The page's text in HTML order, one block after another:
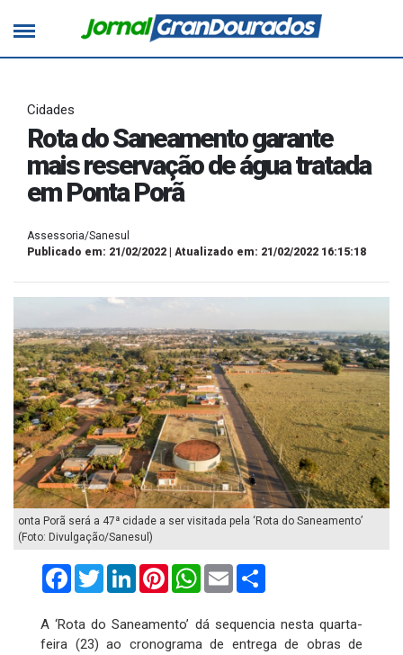
Cidades
Rota do Saneamento garante
mais reservação de água tratada
em Ponta Porã
Assessoria/Sanesul
Publicado em: 21/02/2022 | Atualizado em: 21/02/2022 16:15:18
onta Porã será a 47ª cidade a ser visitada pela ‘Rota do Saneamento’
(Foto: Divulgação/Sanesul)
FacebookTwitterLinkedInPinterestWhatsApp
Email
A ‘Rota do Saneamento’ dá sequencia nesta quarta-
feira (23) ao cronograma de entrega de obras de